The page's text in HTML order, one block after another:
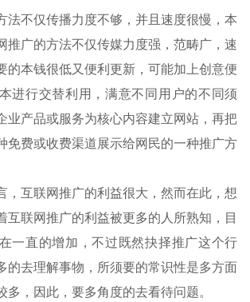
法不仅传播力度不够，并且速度很慢，本
推广的方法不仅传媒力度强，范畴广，速
的本钱很低又便利更新，可能加上创意便
进行交替利用，满意不同用户的不同须
业产品或服务为核心内容建立网站，再把
免费或收费渠道展示给网民的一种推广方
，互联网推广的利益很大，然而在此，想
互联网推广的利益被更多的人所熟知，目
一直的增加，不过既然抉择推广这个行
的去理解事物，所须要的常识性是多方面
多，因此，要多角度的去看待问题。